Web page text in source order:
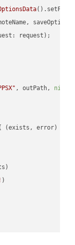
request);
, outPath, nil
{ (exists, error) ->
! )